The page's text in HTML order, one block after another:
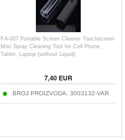
FA-007 Portable Screen Cleaner Touchscreen
Mist Spray Cleaning Tool for Cell Phone,
Tablet, Laptop (without Liquid)
7,40EUR
BROJ PROIZVODA: 3003132-VAR